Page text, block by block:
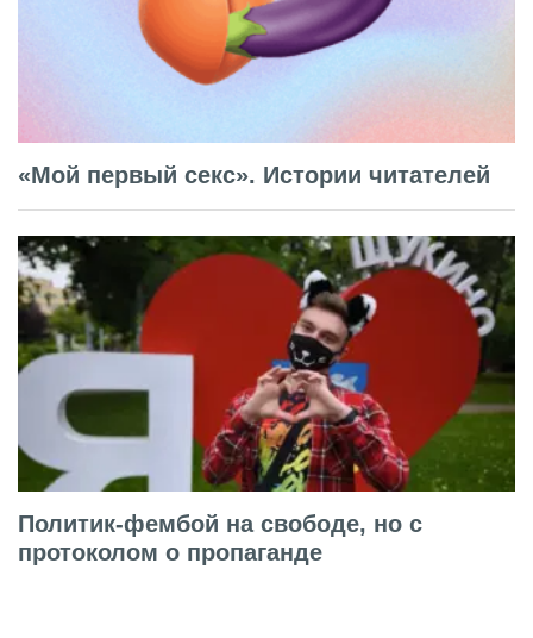
«Мой первый секс». Истории читателей
Политик-фембой на свободе, но с
протоколом о пропаганде